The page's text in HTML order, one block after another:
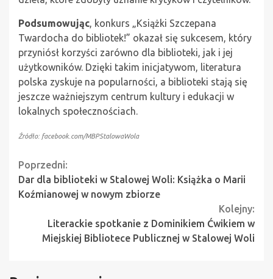
Podsumowując, konkurs „Książki Szczepana
Twardocha do bibliotek!” okazał się sukcesem, który
przyniósł korzyści zarówno dla biblioteki, jak i jej
użytkowników. Dzięki takim inicjatywom, literatura
polska zyskuje na popularności, a biblioteki stają się
jeszcze ważniejszym centrum kultury i edukacji w
lokalnych społecznościach.
Źródło: facebook.com/MBPStalowaWola
Continue
Reading
Poprzedni:
Dar dla biblioteki w Stalowej Woli: Książka o Marii
Koźmianowej w nowym zbiorze
Kolejny:
Literackie spotkanie z Dominikiem Ćwikiem w
Miejskiej Bibliotece Publicznej w Stalowej Woli